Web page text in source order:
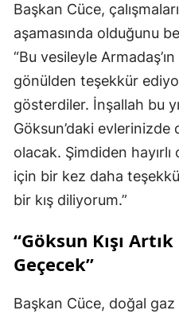
Başkan Cüce,
aşamasında olduğunu
“Bu vesileyle
gönülden teşekkür
gösterdiler. İnşallah bu
Göksun’daki evlerinizde
olacak. Şimdiden hayırlı
için bir kez daha
bir kış diliyorum.”
“Göksun Kışı
Geçecek”
Başkan Cüce, doğal